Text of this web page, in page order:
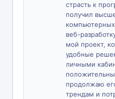
страсть к
получил
компьютерных
веб-
мой проект,
удобные
личными
продолжаю
трендам и